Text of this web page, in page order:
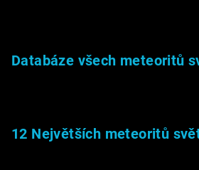
Databáze všech meteoritů
12 Největších meteoritů